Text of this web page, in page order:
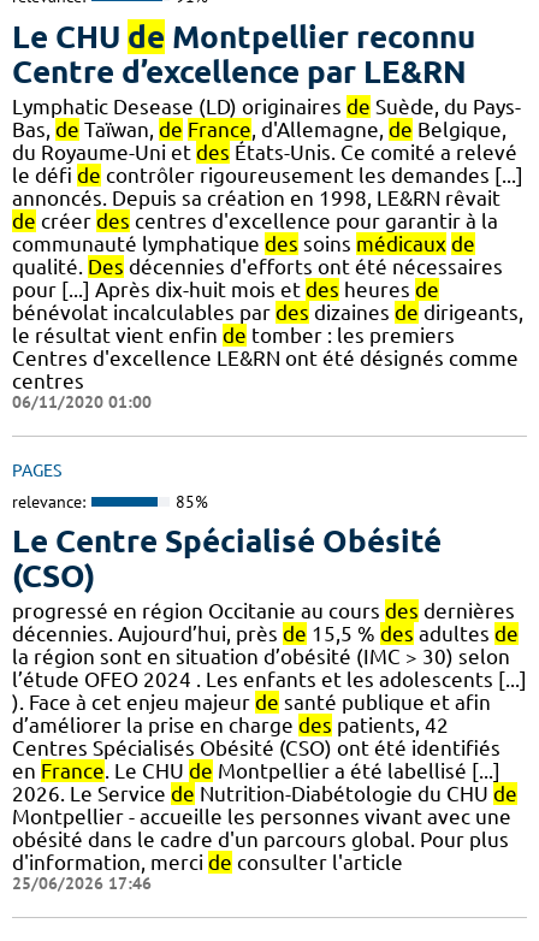
Le CHU de Montpellier reconnu
Centre d’excellence par LE&RN
Lymphatic Desease (LD) originaires de Suède, du Pays-
Bas, de Taïwan, de France, d'Allemagne, de Belgique,
du Royaume-Uni et des États-Unis. Ce comité a relevé
le défi de contrôler rigoureusement les demandes [...]
annoncés. Depuis sa création en 1998, LE&RN rêvait
de créer des centres d'excellence pour garantir à la
communauté lymphatique des soins médicaux de
qualité. Des décennies d'efforts ont été nécessaires
pour [...] Après dix-huit mois et des heures de
bénévolat incalculables par des dizaines de dirigeants,
le résultat vient enfin de tomber : les premiers
Centres d'excellence LE&RN ont été désignés comme
centres
06/11/2020 01:00
PAGES
relevance: 85%
Le Centre Spécialisé Obésité
(CSO)
progressé en région Occitanie au cours des dernières
décennies. Aujourd’hui, près de 15,5 % des adultes de
la région sont en situation d’obésité (IMC > 30) selon
l’étude OFEO 2024 . Les enfants et les adolescents [...]
). Face à cet enjeu majeur de santé publique et afin
d’améliorer la prise en charge des patients, 42
Centres Spécialisés Obésité (CSO) ont été identifiés
en France. Le CHU de Montpellier a été labellisé [...]
2026. Le Service de Nutrition-Diabétologie du CHU de
Montpellier - accueille les personnes vivant avec une
obésité dans le cadre d'un parcours global. Pour plus
d'information, merci de consulter l'article
25/06/2026 17:46